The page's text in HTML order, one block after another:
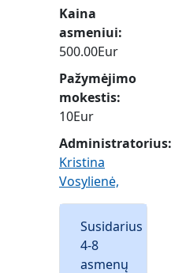
Kaina
asmeniui
500.00Eur
Pažymėjimo
mokestis
10Eur
Administratorius:
Kristina
Vosylienė,
Susidarius
4-8
asmenų